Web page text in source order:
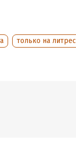
только на литрес